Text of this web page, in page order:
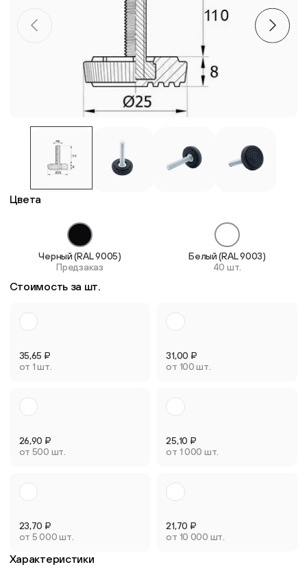
Цвета
Черный (RAL 9005)
Предзаказ
Белый (RAL 9003)
40 шт.
Стоимость за шт.
35,65 ₽
от 1 шт.
31,00 ₽
от 100 шт.
26,90 ₽
от 500 шт.
25,10 ₽
от 1 000 шт.
23,70 ₽
от 5 000 шт.
21,70 ₽
от 10 000 шт.
Характеристики
Пластиковые столешницы для школьных парт
Комплектующие для мебели
Система выравнивания плитки
Дюбель